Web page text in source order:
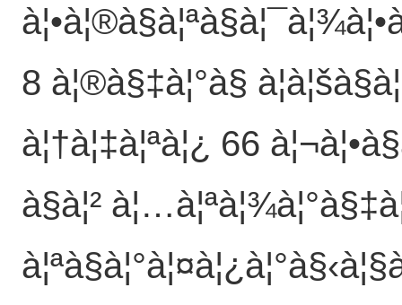
8 à¦®à§‡à¦°à§
à¦†à¦‡à¦ªà¦¿ 66
à§à¦²